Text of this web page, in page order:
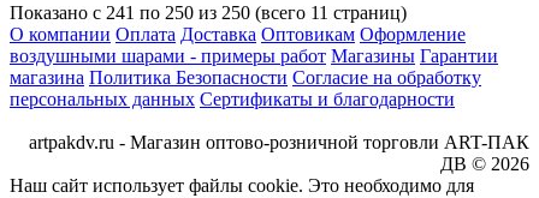
Показано с 241 по 250 из 250 (всего 11 страниц)
О компании Оплата Доставка Оптовикам Оформление
воздушными шарами - примеры работ Магазины Гарантии
магазина Политика Безопасности Согласие на обработку
персональных данных Сертификаты и благодарности
artpakdv.ru - Магазин оптово-розничной торговли ART-ПАК
ДВ © 2026
Наш сайт использует файлы cookie. Это необходимо для